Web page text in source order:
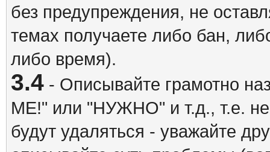
без предупреждения, не
темах получаете либо бан,
либо время).
3.4- Описывайте грамотно
ME!" или "НУЖНО" и т.д., т.е.
будут удаляться - уважайте